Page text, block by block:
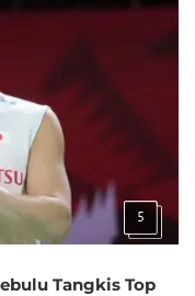
5
Tangkis Top